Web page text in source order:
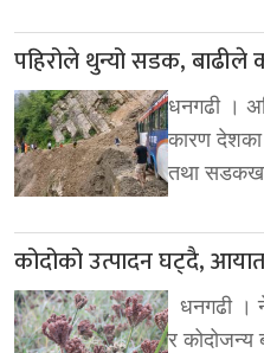
पहिरोले थुन्यो सडक, बाढीले
धनगढी ।
कारण देशका
तथा
कोदोको उत्पादन घट्दै,
धनगढी ।
र कोदोजन्य